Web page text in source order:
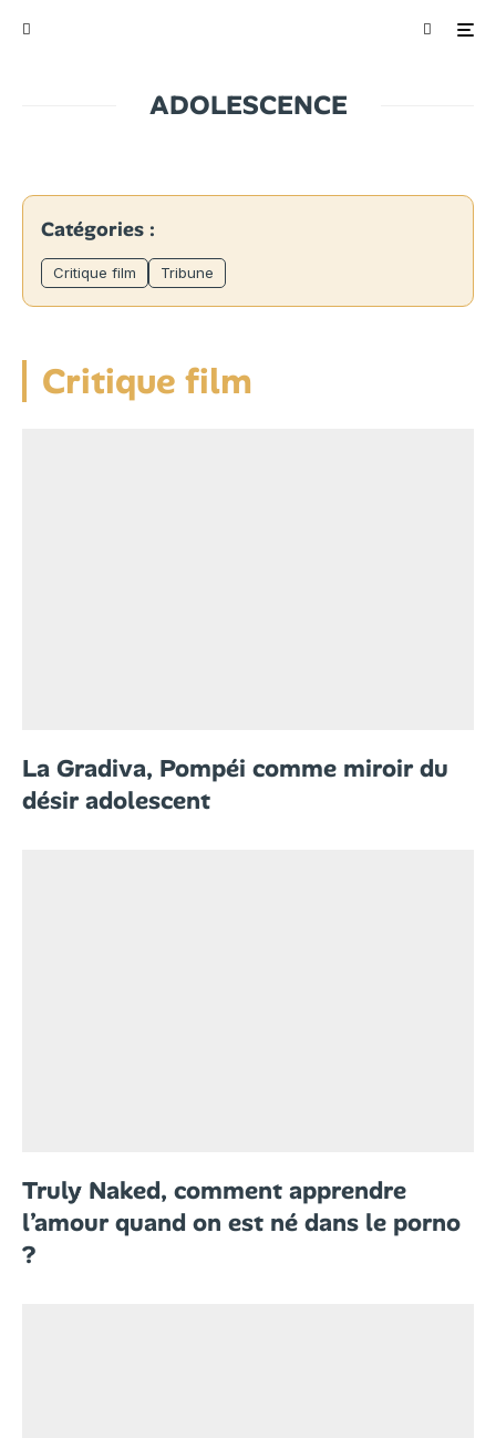
ADOLESCENCE
Catégories :
Critique film Tribune
Critique film
La Gradiva, Pompéi comme miroir du
désir adolescent
Truly Naked, comment apprendre
l’amour quand on est né dans le porno
?